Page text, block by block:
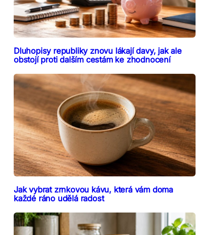
Dluhopisy republiky znovu lákají davy, jak ale
obstojí proti dalším cestám ke zhodnocení
Jak vybrat zrnkovou kávu, která vám doma
každé ráno udělá radost